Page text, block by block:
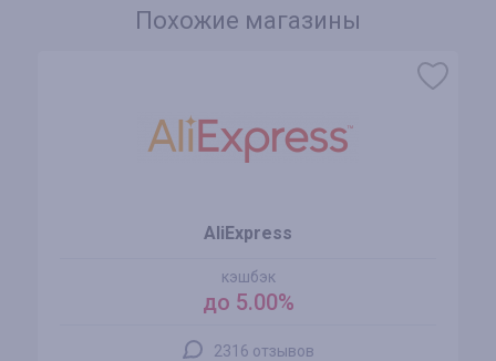
Похожие магазины
AliExpress
кэшбэк
до 5.00%
2316 отзывов